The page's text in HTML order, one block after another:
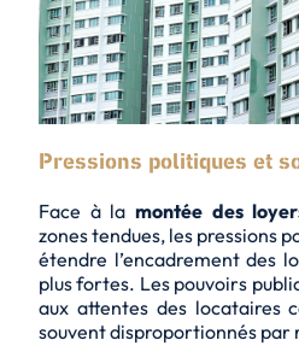
Pressions politiques et
Face à la montée des
zones tendues, les pressions
étendre l’encadrement des
plus fortes. Les pouvoirs
aux attentes des locataires
souventdisproportionnés par